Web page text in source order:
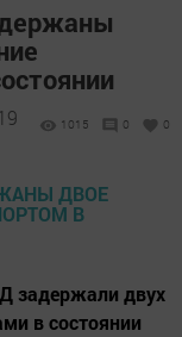
1015 0 0
задержали двух
в состоянии